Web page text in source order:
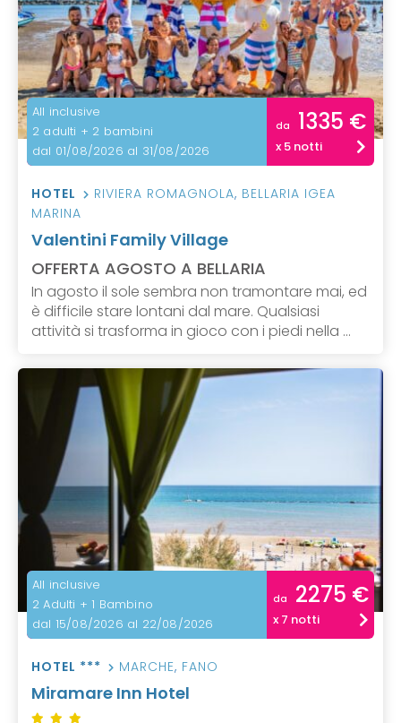
All inclusive
2 adulti + 2 bambini
dal 01/08/2026 al 31/08/2026
da 1335 €
x 5 notti
HOTEL RIVIERA ROMAGNOLA, BELLARIA IGEA
MARINA
Valentini Family Village
OFFERTA AGOSTO A BELLARIA
In agosto il sole sembra non tramontare mai, ed
è difficile stare lontani dal mare. Qualsiasi
attività si trasforma in gioco con i piedi nella ...
All inclusive
2 Adulti + 1 Bambino
dal 15/08/2026 al 22/08/2026
da 2275 €
x 7 notti
HOTEL *** MARCHE, FANO
Miramare Inn Hotel